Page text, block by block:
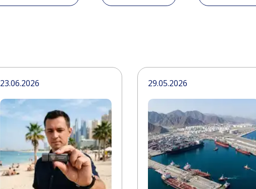
23.06.2026 29.05.2026